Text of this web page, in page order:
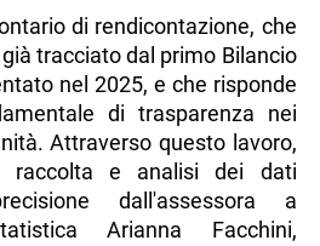
di rendicontazione, che
tracciato dal primo Bilancio
nel 2025, e che risponde
di trasparenza nei
Attraverso questo lavoro,
raccolta e analisi dei dati
dall'assessora a
Arianna Facchini,